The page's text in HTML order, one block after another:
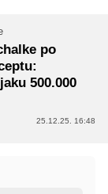
po
500.000
25.12.25. 16:48